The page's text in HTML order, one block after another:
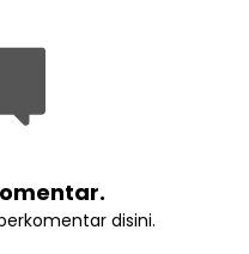
disini.